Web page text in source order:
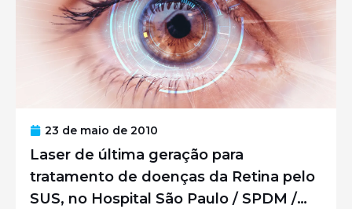
23 de maio de 2010
Laser de última geração para
tratamento de doenças da Retina pelo
SUS, no Hospital São Paulo / SPDM /